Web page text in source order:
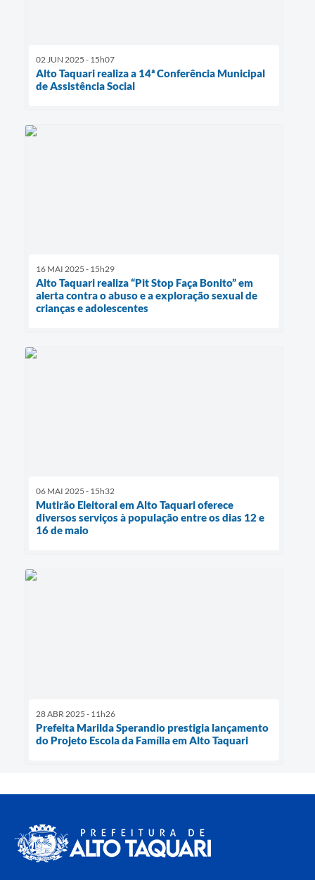
02 JUN 2025 - 15h07
Alto Taquari realiza a 14ª Conferência Municipal
de Assistência Social
16 MAI 2025 - 15h29
Alto Taquari realiza “Pit Stop Faça Bonito” em
alerta contra o abuso e a exploração sexual de
crianças e adolescentes
06 MAI 2025 - 15h32
Mutirão Eleitoral em Alto Taquari oferece
diversos serviços à população entre os dias 12 e
16 de maio
28 ABR 2025 - 11h26
Prefeita Marilda Sperandio prestigia lançamento
do Projeto Escola da Família em Alto Taquari